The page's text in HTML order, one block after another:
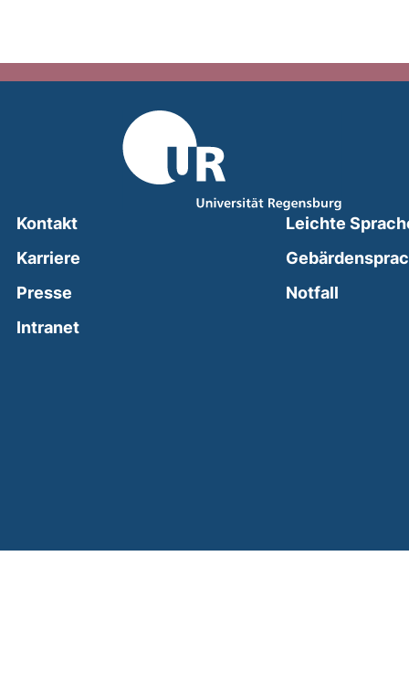
Kontakt
Karriere
Presse
Intranet(external link, opens in a new window)
Leichte
Notfall